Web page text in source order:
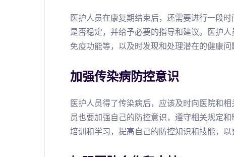
医护人员在康复期结束后，还需要进行一段
是否稳定，并给予必要的指导和建议。医护
免疫功能等，以及时发现和处理潜在的健康问
加强传染病防控意识
医护人员得了传染病后，应该及时向医院和
员也要加强自己的防控意识，遵守相关规定
培训和学习，提高自己的防控知识和技能，以